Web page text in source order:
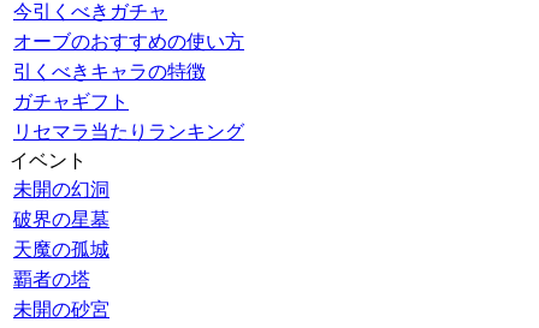
今引くべきガチャ
オーブのおすすめの使い方
引くべきキャラの特徴
ガチャギフト
リセマラ当たりランキング
イベント
未開の幻洞
破界の星墓
天魔の孤城
覇者の塔
未開の砂宮